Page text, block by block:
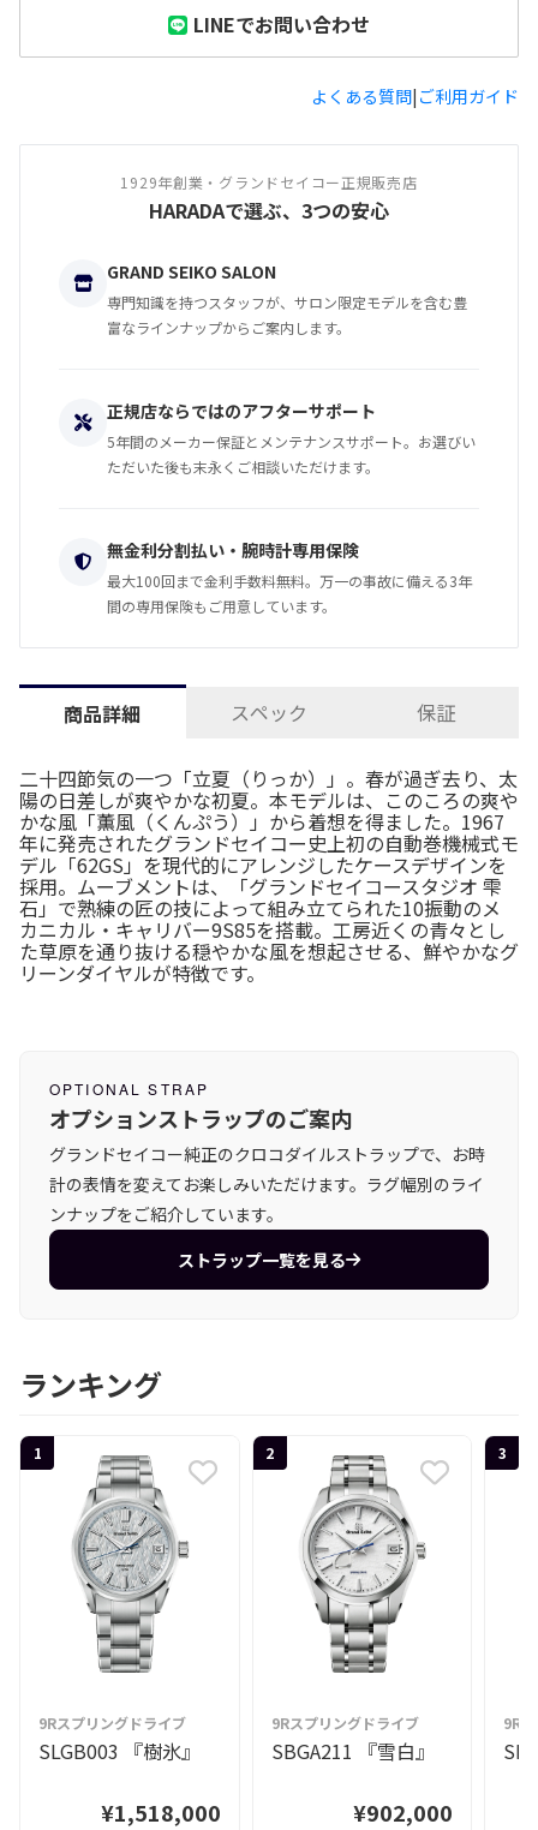
LINEでお問い合わせ
よくある質問| ご利用ガイド
1929年創業・グランドセイコー正規販売店
HARADAで選ぶ、3つの安心
GRAND SEIKO SALON
専門知識を持つスタッフが、サロン限定モデルを含む豊
富なラインナップからご案内します。
正規店ならではのアフターサポート
5年間のメーカー保証とメンテナンスサポート。お選びい
ただいた後も末永くご相談いただけます。
無金利分割払い・腕時計専用保険
最大100回まで金利手数料無料。万一の事故に備える3年
間の専用保険もご用意しています。
商品詳細 スペック 保証
二十四節気の一つ「立夏（りっか）」。春が過ぎ去り、太
陽の日差しが爽やかな初夏。本モデルは、このころの爽や
かな風「薫風（くんぷう）」から着想を得ました。1967
年に発売されたグランドセイコー史上初の自動巻機械式モ
デル「62GS」を現代的にアレンジしたケースデザインを
採用。ムーブメントは、「グランドセイコースタジオ 雫
石」で熟練の匠の技によって組み立てられた10振動のメ
カニカル・キャリバー9S85を搭載。工房近くの青々とし
た草原を通り抜ける穏やかな風を想起させる、鮮やかなグ
リーンダイヤルが特徴です。
OPTIONAL STRAP
オプションストラップのご案内
グランドセイコー純正のクロコダイルストラップで、お時
計の表情を変えてお楽しみいただけます。ラグ幅別のライ
ンナップをご紹介しています。
ストラップ一覧を見る
ランキング
1
9Rスプリングドライブ
SLGB003 『樹氷』
¥1,518,000
2
9Rスプリングドライブ
SBGA211 『雪白』
¥902,000
3
9R